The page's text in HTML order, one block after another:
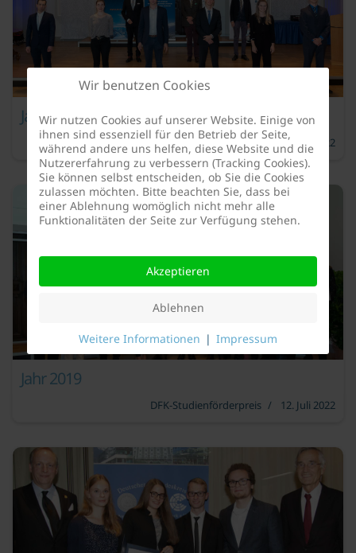
Jahr 2020
DFK-Studienförderpreis 12. Juli 2022
Jahr 2019
DFK-Studienförderpreis 12. Juli 2022
Wir benutzen Cookies
Wir nutzen Cookies auf unserer Website. Einige von
ihnen sind essenziell für den Betrieb der Seite,
während andere uns helfen, diese Website und die
Nutzererfahrung zu verbessern (Tracking Cookies).
Sie können selbst entscheiden, ob Sie die Cookies
zulassen möchten. Bitte beachten Sie, dass bei
einer Ablehnung womöglich nicht mehr alle
Funktionalitäten der Seite zur Verfügung stehen.
Akzeptieren
Ablehnen
Weitere Informationen | Impressum